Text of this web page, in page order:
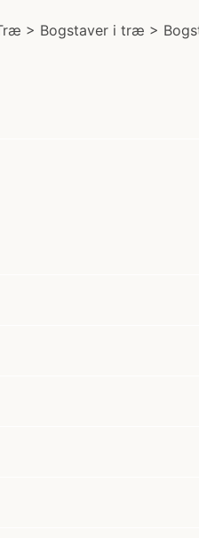
> Bogstaver i træ >